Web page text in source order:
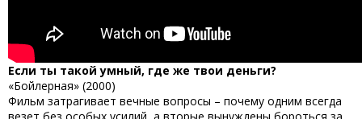
Если ты такой умный, где же твои деньги?
«Бойлерная» (2000)
Фильм затрагивает вечные вопросы – почему одним всегда